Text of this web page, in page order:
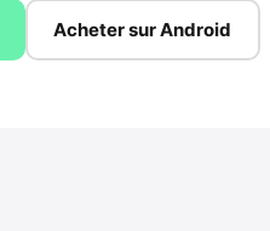
Acheter sur Android